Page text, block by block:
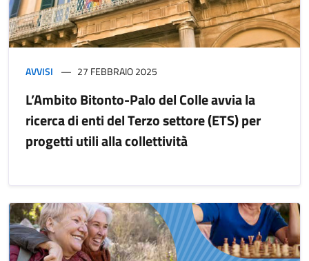
AVVISI 27 FEBBRAIO 2025
L’Ambito Bitonto-Palo del Colle avvia la
ricerca di enti del Terzo settore (ETS) per
progetti utili alla collettività